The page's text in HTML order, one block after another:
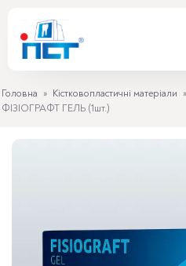
Головна » Кістковопластичні матеріали »
ФІЗІОГРАФТ ГЕЛЬ (1шт.)